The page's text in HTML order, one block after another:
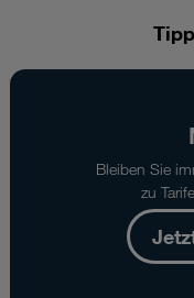
Bleiben Sie
zu